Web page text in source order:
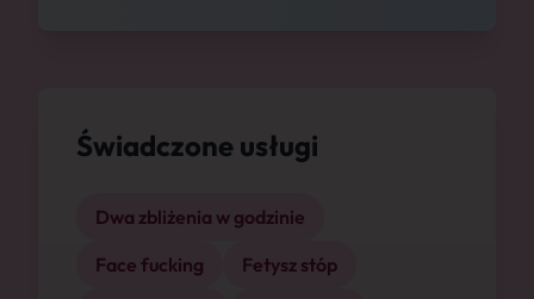
Świadczone usługi
Dwa zbliżenia w godzinie
Face fucking
Fetysz stóp